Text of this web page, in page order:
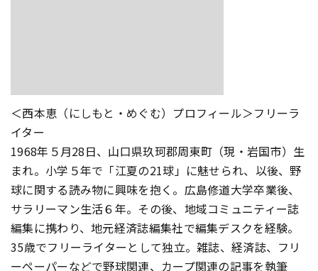
＜西本恵（にしもと・めぐむ）プロフィール＞フリーラ
イター
1968年５月28日、山口県玖珂郡周東町（現・岩国市）生
まれ。小学５年で「江夏の21球」に魅せられ、以後、野
球に関する読み物に興味を抱く。広島修道大学卒業後、
サラリーマン生活６年。その後、地域コミュニティー誌
編集に携わり、地元経済誌編集社で編集デスクを経験。
35歳でフリーライターとして独立。雑誌、経済誌、フリ
ーペーパーなどで野球関連、カープ関連の記事を執筆